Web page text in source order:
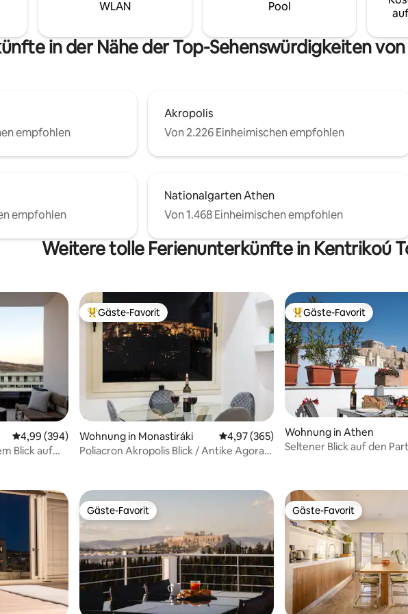
WLAN Pool
in der Nähe der Top-Sehenswürdigkeiten
empfohlen
Akropolis
Von 2.226 Einheimischen empfohlen
empfohlen
Nationalgarten Athen
Von 1.468 Einheimischen empfohlen
Weitere tolle Ferienunterkünfte in Kentrikoú
Durchschnittliche Bewertung: 4,99 von 5, 394 Bewertungen
4,99 (394)
Blick auf
Beliebter Gäste-Favorit.
Gäste-Favorit
Wohnung in Monastiráki Durchschnittliche Bewertung: 4,97 von
4,97 (365)
Poliacron Akropolis Blick / Antike Agora
Beliebter Gäste-Favorit.
Gäste-Favorit
Wohnung in Athen
Seltener Blick auf den
Gäste-Favorit
Gäste-Favorit Gäste-Favorit
Gäste-Favorit